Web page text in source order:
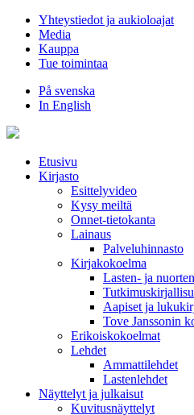
Hyppää
sisältöön
Yhteystiedot ja aukioloajat
Media
Kauppa
Tue toimintaa
På svenska
In English
Etusivu
Kirjasto
Esittelyvideo
Kysy meiltä
Onnet-tietokanta
Lainaus
Palveluhinnasto
Kirjakokoelma
Lasten- ja
Aapiset ja
Tove Janssonin
Erikoiskokoelmat
Lehdet
Ammattilehdet
Lastenlehdet
Näyttelyt ja julkaisut
Kuvitusnäyttelyt